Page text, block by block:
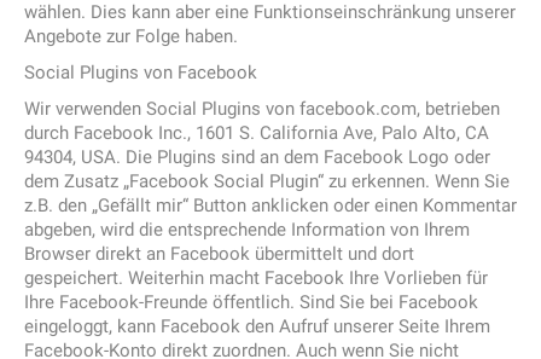
wählen. Dies kann aber eine Funktionseinschränkung unserer
Angebote zur Folge haben.
Social Plugins von Facebook
Wir verwenden Social Plugins von facebook.com, betrieben
durch Facebook Inc., 1601 S. California Ave, Palo Alto, CA
94304, USA. Die Plugins sind an dem Facebook Logo oder
dem Zusatz „Facebook Social Plugin“ zu erkennen. Wenn Sie
z.B. den „Gefällt mir“ Button anklicken oder einen Kommentar
abgeben, wird die entsprechende Information von Ihrem
Browser direkt an Facebook übermittelt und dort
gespeichert. Weiterhin macht Facebook Ihre Vorlieben für
Ihre Facebook-Freunde öffentlich. Sind Sie bei Facebook
eingeloggt, kann Facebook den Aufruf unserer Seite Ihrem
Facebook-Konto direkt zuordnen. Auch wenn Sie nicht